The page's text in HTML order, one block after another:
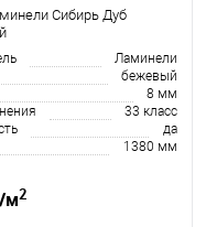
Сибирь Дуб
Ламинели
бежевый
8 мм
33 класс
да
1380 мм
/м2